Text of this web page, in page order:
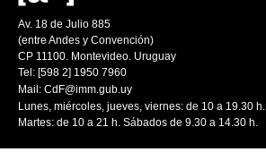
Av. 18 de Julio 885
(entre Andes y Convención)
CP 11100. Montevideo. Uruguay
Tel: [598 2] 1950 7960
Mail: CdF@imm.gub.uy
Lunes, miércoles, jueves, viernes: de 10 a 19.30 h.
Martes: de 10 a 21 h. Sábados de 9.30 a 14.30 h.